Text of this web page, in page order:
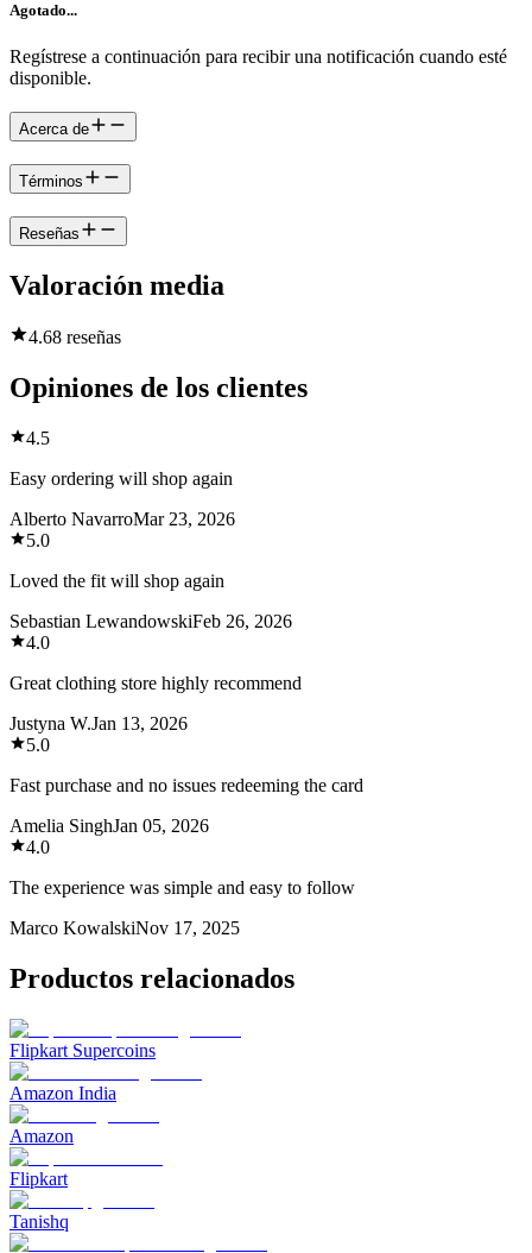
Agotado...
Regístrese a continuación para recibir una notificación cuando esté
disponible.
Acerca de
Términos
Reseñas
Valoración media
4.68 reseñas
Opiniones de los clientes
4.5
Easy ordering will shop again
Alberto NavarroMar 23, 2026
5.0
Loved the fit will shop again
Sebastian LewandowskiFeb 26, 2026
4.0
Great clothing store highly recommend
Justyna W.Jan 13, 2026
5.0
Fast purchase and no issues redeeming the card
Amelia SinghJan 05, 2026
4.0
The experience was simple and easy to follow
Marco KowalskiNov 17, 2025
Productos relacionados
Flipkart Supercoins
Amazon India
Amazon
Flipkart
Tanishq